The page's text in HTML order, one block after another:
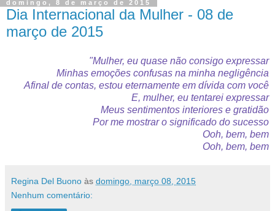
domingo, 8 de março de 2015
Dia Internacional da Mulher - 08 de
março de 2015
"Mulher, eu quase não consigo expressar
Minhas emoções confusas na minha negligência
Afinal de contas, estou eternamente em dívida com você
E, mulher, eu tentarei expressar
Meus sentimentos interiores e gratidão
Por me mostrar o significado do sucesso
Ooh, bem, bem
Ooh, bem, bem
Regina Del Buono às domingo, março 08, 2015
Nenhum comentário: